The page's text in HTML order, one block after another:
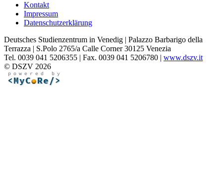
Kontakt
Impressum
Datenschutzerklärung
Deutsches Studienzentrum in Venedig | Palazzo Barbarigo della
Terrazza | S.Polo 2765/a Calle Corner 30125 Venezia
Tel. 0039 041 5206355 | Fax. 0039 041 5206780 | www.dszv.it
© DSZV 2026